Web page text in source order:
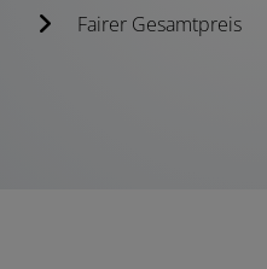
Fairer Gesamtpreis